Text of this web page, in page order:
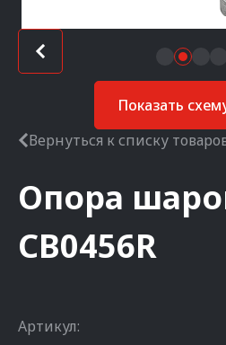
Показать
Вернуться к списку
Опора
CB0456R
Артикул: